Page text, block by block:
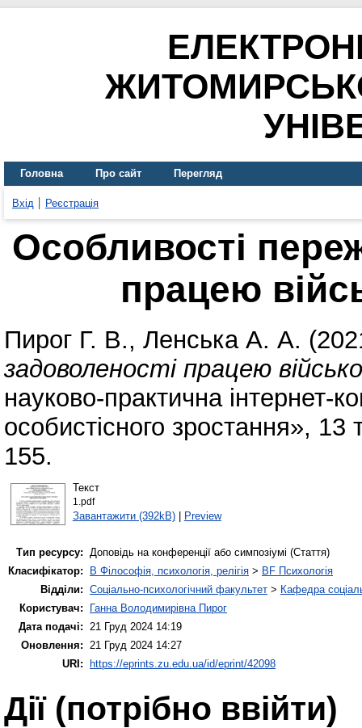
Головна Про сайт Перегляд
Вхід Реєстрація
Особливості
працею
Пирог Г. В., Ленська А. А.
задоволеності працею
науково-практична інтернет-
особистісного зростання»,
155.
Текст
1.pdf
Завантажити (392kB)| Preview
Тип ресурсу: Доповідь на конференції або симпозіумі (Стаття)
Класифікатор:
B Філософія, психологія, релігія > BF Психологія
Відділи: Соціально-психологічний факультет > Кафедра
Користувач:
Ганна Володимирівна Пирог
Дата подачі: 21 Груд 2024 14:19
Оновлення: 21 Груд 2024 14:27
URI:
https://eprints.zu.edu.ua/id/eprint/42098
Дії ​​(потрібно ввійти)